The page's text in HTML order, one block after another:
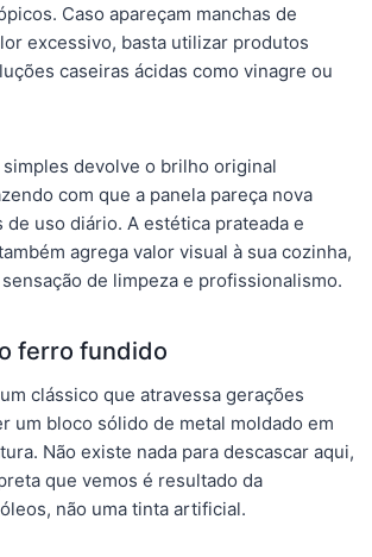
Caso apareçam manchas de
excessivo, basta utilizar produtos
caseiras ácidas como vinagre ou
simples devolve o brilho original
com que a panela pareça nova
de uso diário. A estética prateada e
agrega valor visual à sua cozinha,
de limpeza e profissionalismo.
ferro fundido
clássico que atravessa gerações
um bloco sólido de metal moldado em
Não existe nada para descascar aqui,
que vemos é resultado da
não uma tinta artificial.